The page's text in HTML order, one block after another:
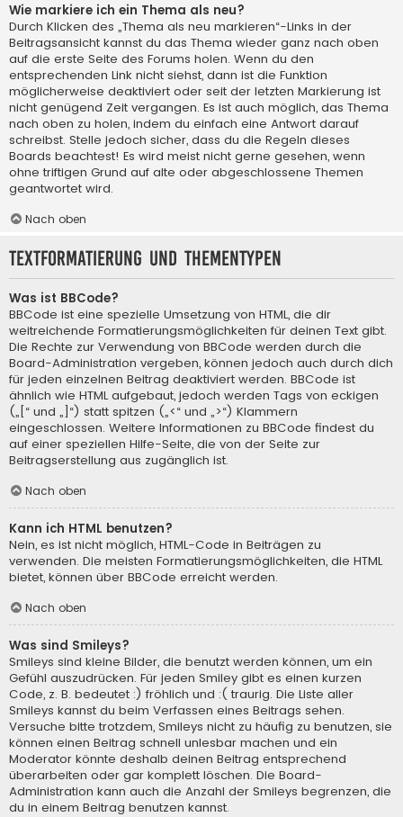
Wie markiere ich ein Thema als neu?
Durch Klicken des „Thema als neu markieren“-Links in der
Beitragsansicht kannst du das Thema wieder ganz nach oben
auf die erste Seite des Forums holen. Wenn du den
entsprechenden Link nicht siehst, dann ist die Funktion
möglicherweise deaktiviert oder seit der letzten Markierung ist
nicht genügend Zeit vergangen. Es ist auch möglich, das Thema
nach oben zu holen, indem du einfach eine Antwort darauf
schreibst. Stelle jedoch sicher, dass du die Regeln dieses
Boards beachtest! Es wird meist nicht gerne gesehen, wenn
ohne triftigen Grund auf alte oder abgeschlossene Themen
geantwortet wird.
Nach oben
Textformatierung und Thementypen
Was ist BBCode?
BBCode ist eine spezielle Umsetzung von HTML, die dir
weitreichende Formatierungsmöglichkeiten für deinen Text gibt.
Die Rechte zur Verwendung von BBCode werden durch die
Board-Administration vergeben, können jedoch auch durch dich
für jeden einzelnen Beitrag deaktiviert werden. BBCode ist
ähnlich wie HTML aufgebaut, jedoch werden Tags von eckigen
(„[“ und „]“) statt spitzen („<“ und „>“) Klammern
eingeschlossen. Weitere Informationen zu BBCode findest du
auf einer speziellen Hilfe-Seite, die von der Seite zur
Beitragserstellung aus zugänglich ist.
Nach oben
Kann ich HTML benutzen?
Nein, es ist nicht möglich, HTML-Code in Beiträgen zu
verwenden. Die meisten Formatierungsmöglichkeiten, die HTML
bietet, können über BBCode erreicht werden.
Nach oben
Was sind Smileys?
Smileys sind kleine Bilder, die benutzt werden können, um ein
Gefühl auszudrücken. Für jeden Smiley gibt es einen kurzen
Code, z. B. bedeutet :) fröhlich und :( traurig. Die Liste aller
Smileys kannst du beim Verfassen eines Beitrags sehen.
Versuche bitte trotzdem, Smileys nicht zu häufig zu benutzen, sie
können einen Beitrag schnell unlesbar machen und ein
Moderator könnte deshalb deinen Beitrag entsprechend
überarbeiten oder gar komplett löschen. Die Board-
Administration kann auch die Anzahl der Smileys begrenzen, die
du in einem Beitrag benutzen kannst.